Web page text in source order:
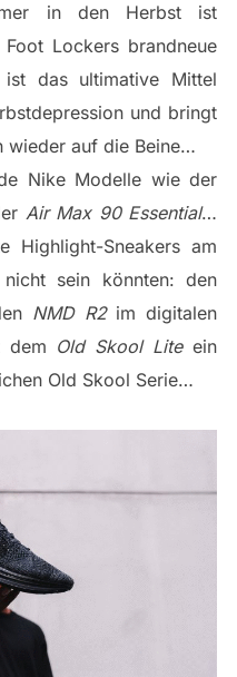
in den Herbst ist
Lockers brandneue
ist das ultimative Mittel
und bringt
wieder auf die Beine…
Nike Modelle wie der
Air Max 90 Essential…
Highlight-Sneakers am
sein könnten: den
NMD R2im digitalen
dem Old Skool Liteein
Old Skool Serie…